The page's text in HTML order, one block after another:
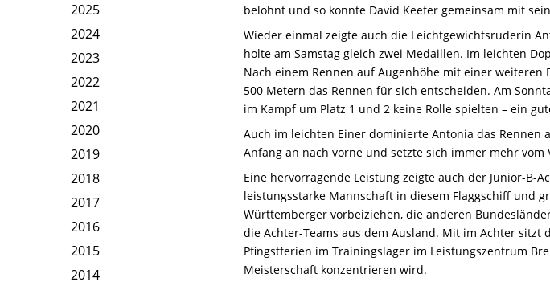
2025
2024
2023
2022
2021
2020
2019
2018
2017
2016
2015
2014
belohnt und so konnte David Keefer gemeinsam mit
Wieder einmal zeigte auch die Leichtgewichtsruderin
holte am Samstag gleich zwei Medaillen. Im leichten
Nach einem Rennen auf Augenhöhe mit einer
500 Metern das Rennen für sich entscheiden. Am
im Kampf um Platz 1 und 2 keine Rolle spielten – ein
Auch im leichten Einer dominierte Antonia das Rennen
Anfang an nach vorne und setzte sich immer mehr vom
Eine hervorragende Leistung zeigte auch der Junior-B-
leistungsstarke Mannschaft in diesem Flaggschiff und
Württemberger vorbeiziehen, die anderen
die Achter-Teams aus dem Ausland. Mit im Achter
Pfingstferien im Trainingslager im Leistungszentrum
Meisterschaft konzentrieren wird.